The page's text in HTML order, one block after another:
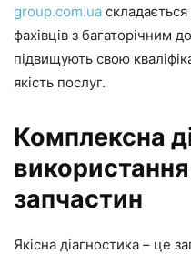
group.com.ua складається
фахівців з багаторічним
підвищують свою
якість послуг.
Комплексна
використання
запчастин
Якісна діагностика – це